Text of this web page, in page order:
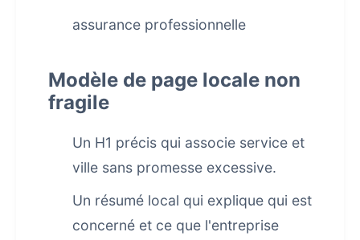
assurance professionnelle
Modèle de page locale non
fragile
Un H1 précis qui associe service et
ville sans promesse excessive.
Un résumé local qui explique qui est
concerné et ce que l'entreprise